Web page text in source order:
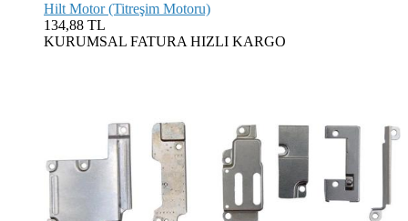
Hilt Motor (Titreşim Motoru)
134,88 TL
KURUMSAL FATURA HIZLI KARGO